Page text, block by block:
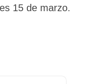
15 de marzo.